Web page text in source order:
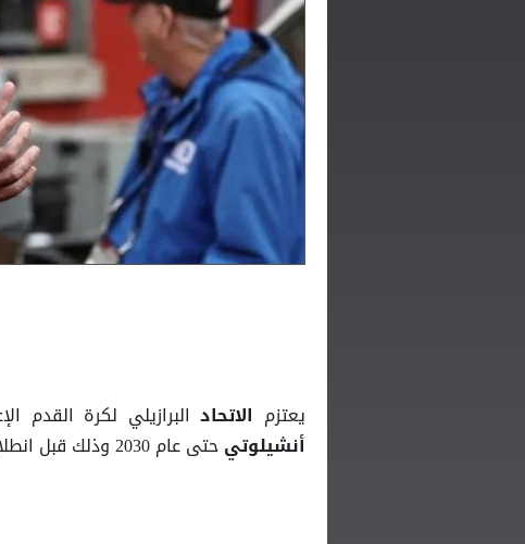
يعتزم الاتحاد البرازيلي لكرة القدم
أنشيلوتي حتى عام 2030 وذلك قبل انطلاق نهائيات كأس العالم، وفق ما أعلن رئيسه سمير شاود.